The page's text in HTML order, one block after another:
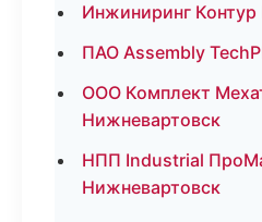
Инжиниринг
ПАО Assembly
ООО Комплект
Нижневартовск
НПП Industrial
Нижневартовск